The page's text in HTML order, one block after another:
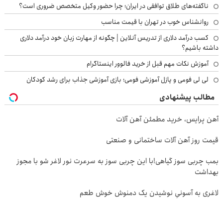
ناگفته‌های طلاق توافقی در ایران؛ چرا حضور وکیل متخصص ضروری است؟
روانشناس خوب در تهران با قیمت مناسب
کسب درآمد دلاری از تدریس آنلاین | چگونه از مهارت زبان خود درآمد دلاری
داشته باشیم؟
آموزش نکات مهم قبل از خرید فالوور اینستاگرام
لی لی فومی و پازل آموزشی فومی؛ بازی آموزشی جذاب برای رشد کودکان
مطالب پیشنهادی
آهن پرایس، خرید مطمئن آهن آلات
قیمت روز آهن آلات ساختمانی و صنعتی
بمب چربی سوز گیاهی!با این چربی سوز به سرعرت نور لاغر شو با مجوز
بهداشت
لاغری به آسونیِ نوشیدن یک دمنوش خوش طعم